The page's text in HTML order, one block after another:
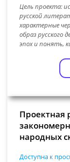
Цель проекта:
русской
характерные
образ русского
эпох и понять,
Проектная
народных
Доступна к